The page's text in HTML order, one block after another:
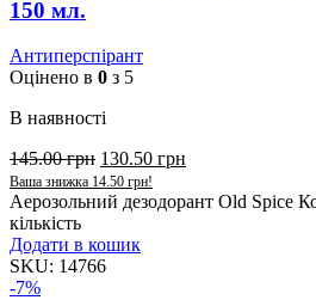
150 мл.
Антиперспірант
Оцінено в 0 з 5
В наявності
145.00грн 130.50 грн
Ваша знижка 14.50 грн!
Аерозольний дезодорант Old Spice
кількість
Додати в кошик
SKU: 14766
-7%